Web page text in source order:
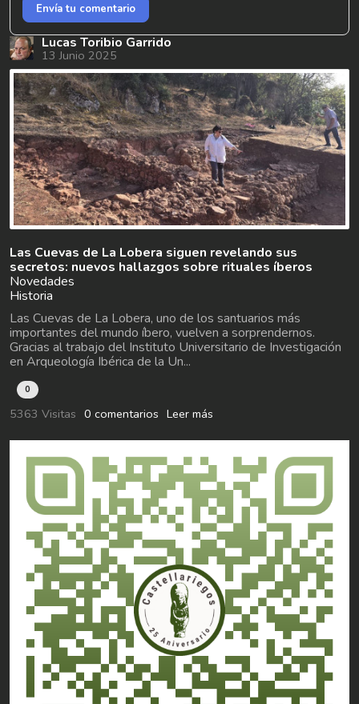
Envía tu comentario
Lucas Toribio Garrido
13 Junio 2025
Las Cuevas de La Lobera siguen revelando sus
secretos: nuevos hallazgos sobre rituales íberos
Novedades
Historia
Las Cuevas de La Lobera, uno de los santuarios más
importantes del mundo íbero, vuelven a sorprendernos.
Gracias al trabajo del Instituto Universitario de Investigación
en Arqueología Ibérica de la Un...
0
5363 Visitas 0 comentarios Leer más